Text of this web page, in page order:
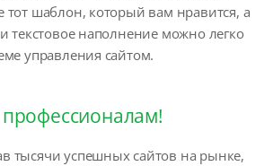
тот шаблон, который вам нравится, а
текстовое наполнение можно легко
управления сайтом.
тысячи успешных сайтов на рынке,